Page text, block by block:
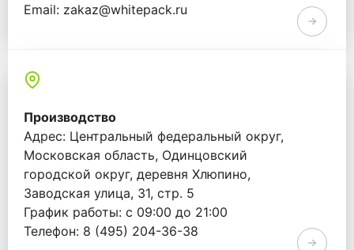
Email: zakaz@whitepack.ru
Производство
Адрес: Центральный федеральный округ,
Московская область, Одинцовский
городской округ, деревня Хлюпино,
Заводская улица, 31, стр. 5
График работы: с 09:00 до 21:00
Телефон: 8 (495) 204-36-38